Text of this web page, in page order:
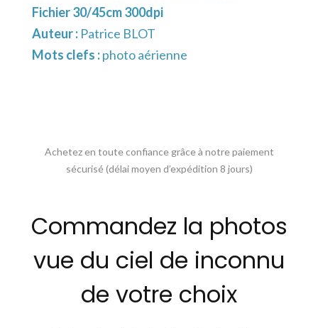
Fichier 30/45cm 300dpi
Auteur : Patrice BLOT
Mots clefs :photo aérienne
Achetez en toute confiance grâce à notre paiement
sécurisé (délai moyen d’expédition 8 jours)
Commandez la photos
vue du ciel de inconnu
de votre choix